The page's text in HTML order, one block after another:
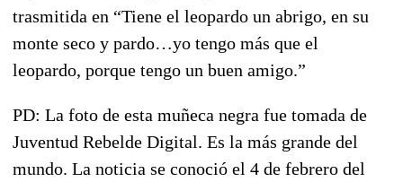
trasmitida en “Tiene el leopardo un abrigo, en su
monte seco y pardo…yo tengo más que el
leopardo, porque tengo un buen amigo.”
PD: La foto de esta muñeca negra fue tomada de
Juventud Rebelde Digital. Es la más grande del
mundo. La noticia se conoció el 4 de febrero del